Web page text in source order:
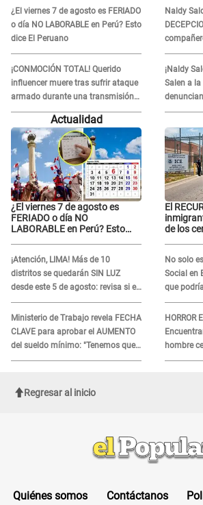
¿El viernes 7 de agosto es FERIADO
o día NO LABORABLE en Perú? Esto
dice El Peruano
¡CONMOCIÓN TOTAL! Querido
influencer muere tras sufrir ataque
armado durante una transmisión
en vivo
Naldy
sufrir
pasaba"
¡Naldy
Salen a
Luz' por
Actualidad
¿El viernes 7 de agosto es
FERIADO o día NO
LABORABLE en Perú? Esto
¡Atención, LIMA! Más de 10
distritos se quedarán SIN LUZ
desde este 5 de agosto: revisa si el
tuyo está en la lista
Ministerio de Trabajo revela FECHA
CLAVE para aprobar el AUMENTO
del sueldo mínimo: "Tenemos que
activar..."
El
de los
No solo
Social en
que
personas
HORROR
hombre
esto
Regresar al inicio
Quiénes somos Contáctanos